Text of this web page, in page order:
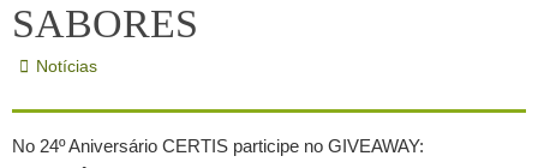
SABORES
Notícias
No 24º Aniversário CERTIS participe no GIVEAWAY: